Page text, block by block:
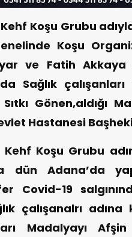
Koşu Grubu
Koşu
ve Fatih Akkaya
Sağlık
Gönen,aldığı
Hastanesi
Koşu Grubu
dün Adana’da
Covid-19
çalışanalrı
Madalyayı